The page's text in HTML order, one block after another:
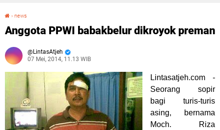
› news
Anggota PPWI babakbelur dikroyok preman
LintasAtjeh
07 Mei, 2014, 11.13 WIB
Lintasatjeh.com -
Seorang sopir
bagi turis-turis
asing, bernama
Moch. Riza